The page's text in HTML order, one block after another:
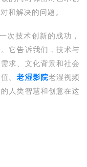
和解决的问题。
次技术创新的成功，
它告诉我们，技术与
求、文化背景和社会
。老湿影院老湿视频
人类智慧和创意在这